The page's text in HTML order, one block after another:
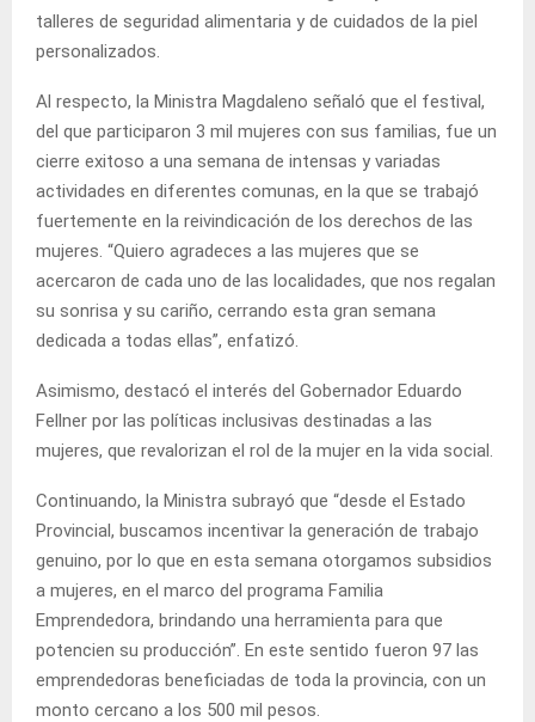
talleres de seguridad alimentaria y de cuidados de la piel
personalizados.
Al respecto, la Ministra Magdaleno señaló que el festival,
del que participaron 3 mil mujeres con sus familias, fue un
cierre exitoso a una semana de intensas y variadas
actividades en diferentes comunas, en la que se trabajó
fuertemente en la reivindicación de los derechos de las
mujeres. “Quiero agradeces a las mujeres que se
acercaron de cada uno de las localidades, que nos regalan
su sonrisa y su cariño, cerrando esta gran semana
dedicada a todas ellas”, enfatizó.
Asimismo, destacó el interés del Gobernador Eduardo
Fellner por las políticas inclusivas destinadas a las
mujeres, que revalorizan el rol de la mujer en la vida social.
Continuando, la Ministra subrayó que “desde el Estado
Provincial, buscamos incentivar la generación de trabajo
genuino, por lo que en esta semana otorgamos subsidios
a mujeres, en el marco del programa Familia
Emprendedora, brindando una herramienta para que
potencien su producción”. En este sentido fueron 97 las
emprendedoras beneficiadas de toda la provincia, con un
monto cercano a los 500 mil pesos.